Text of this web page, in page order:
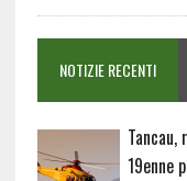
NOTIZIE RECENTI
19enne